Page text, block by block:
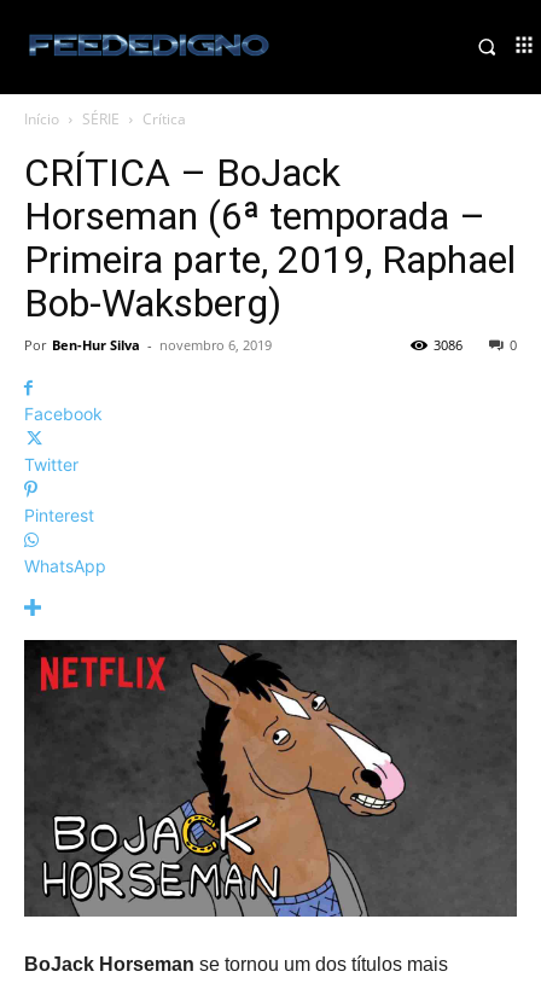
Início SÉRIE Crítica
CRÍTICA – BoJack
Horseman (6ª temporada –
Primeira parte, 2019, Raphael
Bob-Waksberg)
Por Ben-Hur Silva - novembro 6, 2019 0
3086
Facebook
Twitter
Pinterest
WhatsApp
BoJack Horseman se tornou um dos títulos mais